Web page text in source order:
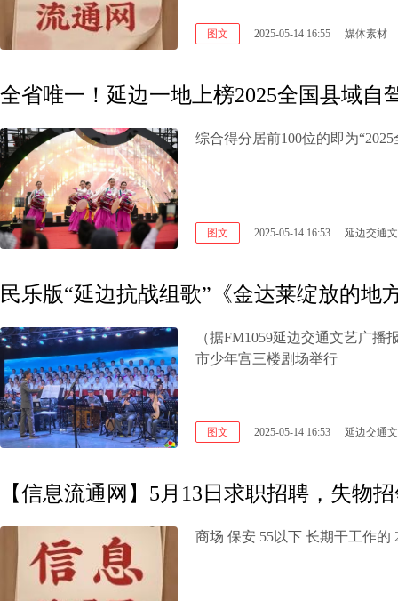
图文 2025-05-14 16:55 媒体素材
全省唯一！延边一地上榜2025全国县域自
综合得分居前100位的即为
图文 2025-05-14 16:53 延边交通
民乐版“延边抗战组歌”《金达莱绽放的地
（据FM1059延边交通文艺广
市少年宫三楼剧场举行
图文 2025-05-14 16:53 延边交通
【信息流通网】5月13日求职招聘，失物